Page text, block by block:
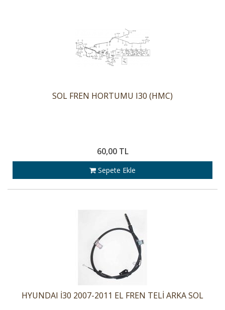
SOL FREN HORTUMU I30 (HMC)
60,00 TL
Sepete Ekle
HYUNDAI İ30 2007-2011 EL FREN TELİ ARKA SOL